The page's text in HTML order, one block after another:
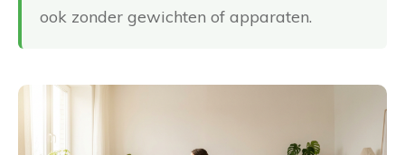
ook zonder gewichten of apparaten.